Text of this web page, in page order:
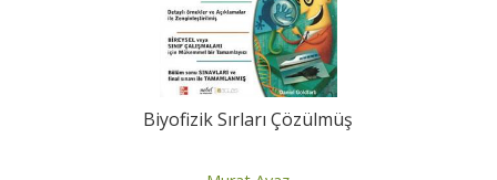
Biyofizik Sırları Çözülmüş